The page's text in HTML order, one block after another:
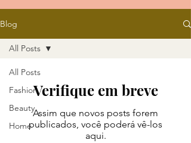
Blog
All Posts
Fashion
Beauty
Home
All Posts
Verifique em breve
Assim que novos posts forem
publicados, você poderá vê-los
aqui.